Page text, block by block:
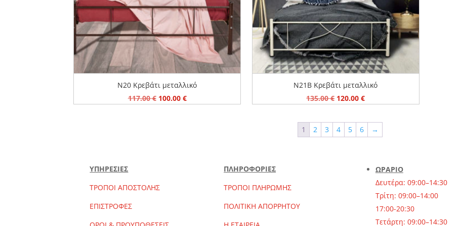
N20 Κρεβάτι μεταλλικό
117.00€ Original
100.00 €Η
N21Β Κρεβάτι μεταλλικό
135.00€ Original
was:
135.00 €.
120.00€Η
τιμή
είναι:
1 2 3 4 5 6 →
ΥΠΗΡΕΣΙΕΣ
ΤΡΟΠΟΙ ΑΠΟΣΤΟΛΗΣ
ΕΠΙΣΤΡΟΦΕΣ
ΠΛΗΡΟΦΟΡΙΕΣ
ΤΡΟΠΟΙ ΠΛΗΡΩΜΗΣ
ΠΟΛΙΤΙΚΗ ΑΠΟΡΡΗΤΟΥ
ΩΡΑΡΙΟ
Δευτέρα: 09:00–14:30
Τρίτη: 09:00–14:00
17:00-20:30
Τετάρτη: 09:00–14:30